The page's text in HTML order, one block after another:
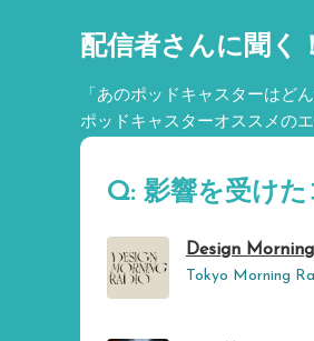
配信者さんに聞く！
「あのポッドキャスターはど
ポッドキャスターオススメの
Q: 影響を受け
Design
Tokyo Morning